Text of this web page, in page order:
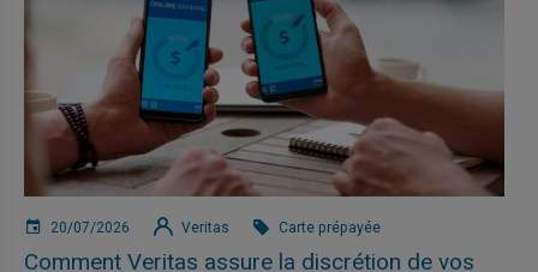
20/07/2026 Veritas Carte prépayée
Comment Veritas assure la discrétion de vos